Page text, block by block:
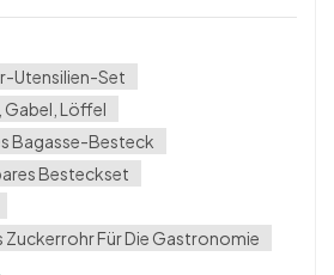
Alternativen ersetzt.
hat sich als
herausgestellt. Durch die
Materialien mit mode...
Utensilien-Set
Gabel, Löffel
Bagasse-Besteck
Besteckset
Zuckerrohr Für Die Gastronomie